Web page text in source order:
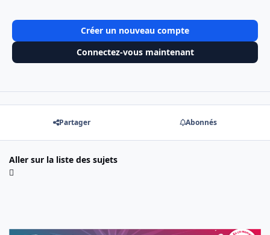
Créer un nouveau compte
Connectez-vous maintenant
Partager Abonnés
Aller sur la liste des sujets